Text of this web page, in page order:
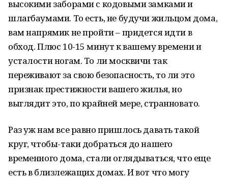
высокими заборами с кодовыми замками и
шлагбаумами. То есть, не будучи жильцом дома,
вам напрямик не пройти – придется идти в
обход. Плюс 10-15 минут к вашему времени и
усталости ногам. То ли москвичи так
переживают за свою безопасность, то ли это
признак престижности вашего жилья, но
выглядит это, по крайней мере, странновато.
Раз уж нам все равно пришлось давать такой
круг, чтобы-таки добраться до нашего
временного дома, стали оглядываться, что еще
есть в близлежащих домах. И вот что могу